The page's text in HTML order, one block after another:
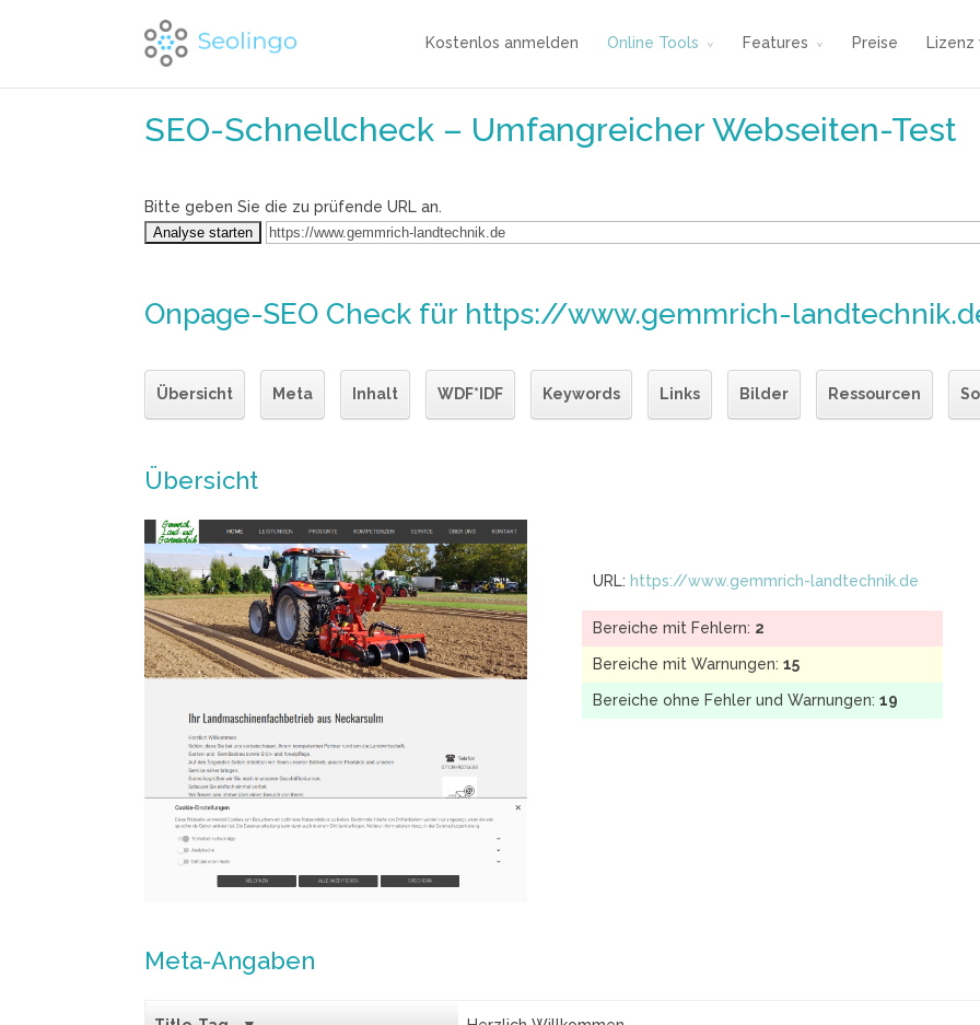
Kostenlos anmelden Online Tools Features Preise Lizenz
SEO-Schnellcheck – Umfangreicher Webseiten-Test
Bitte geben Sie die zu prüfende URL an.
Onpage-SEO Check für https://www.gemmrich-
Übersicht Meta Inhalt WDF*IDF Keywords Links Bilder Ressourcen
Übersicht
URL: https://www.gemmrich-landtechnik.de
Bereiche mit Fehlern: 2
Bereiche mit Warnungen: 15
Bereiche ohne Fehler und Warnungen: 19
Meta-Angaben